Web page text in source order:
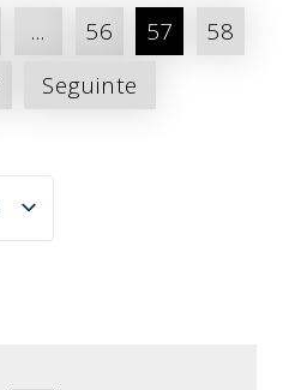
... 56 57
58
Seguinte